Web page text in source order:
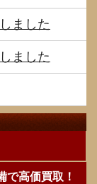
ました
ました
で高価買取！